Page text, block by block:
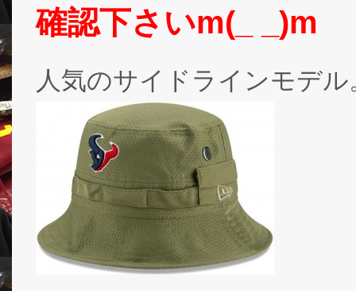
確認下さいm(_ _)m
人気のサイドラインモデル